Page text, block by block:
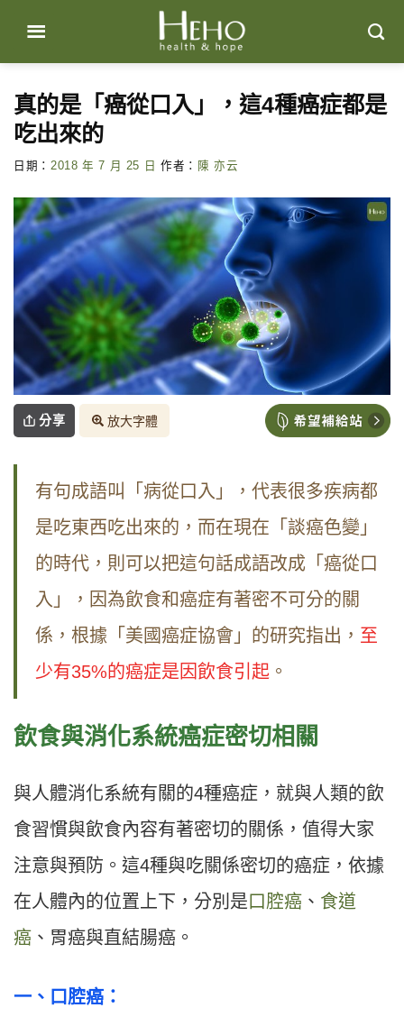
content
真的是「癌從口入」，這4種癌症都是
吃出來的
日期： 2018 年 7 月 25 日 作者： 陳 亦云
分享 放大字體
有句成語叫「病從口入」，代表很多疾病都
是吃東西吃出來的，而在現在「談癌色變」
的時代，則可以把這句話成語改成「癌從口
入」，因為飲食和癌症有著密不可分的關
係，根據「美國癌症協會」的研究指出， 至
少有35%的癌症是因飲食引起 。
飲食與消化系統癌症密切相關
與人體消化系統有關的4種癌症，就與人類的飲
食習慣與飲食內容有著密切的關係，值得大家
注意與預防。這4種與吃關係密切的癌症，依據
在人體內的位置上下，分別是 口腔癌 、 食道
癌 、胃癌與直結腸癌。
一 、 口腔癌：